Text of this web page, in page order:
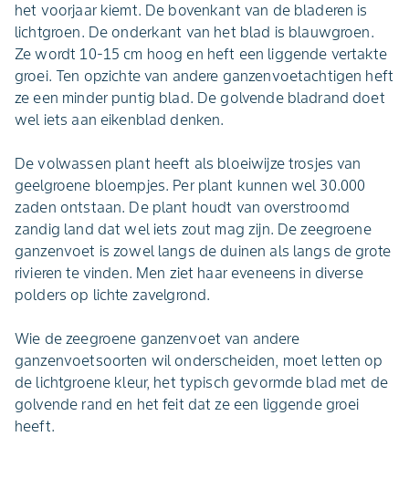
het voorjaar kiemt. De bovenkant van de bladeren is
lichtgroen. De onderkant van het blad is blauwgroen.
Ze wordt 10-15 cm hoog en heft een liggende vertakte
groei. Ten opzichte van andere ganzenvoetachtigen heft
ze een minder puntig blad. De golvende bladrand doet
wel iets aan eikenblad denken.
De volwassen plant heeft als bloeiwijze trosjes van
geelgroene bloempjes. Per plant kunnen wel 30.000
zaden ontstaan. De plant houdt van overstroomd
zandig land dat wel iets zout mag zijn. De zeegroene
ganzenvoet is zowel langs de duinen als langs de grote
rivieren te vinden. Men ziet haar eveneens in diverse
polders op lichte zavelgrond.
Wie de zeegroene ganzenvoet van andere
ganzenvoetsoorten wil onderscheiden, moet letten op
de lichtgroene kleur, het typisch gevormde blad met de
golvende rand en het feit dat ze een liggende groei
heeft.